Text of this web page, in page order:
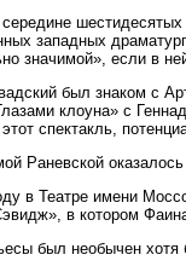
западных
значимой», если в
был знаком с
клоуна» с
спектакль,
Раневской оказалось
в Театре имени
в котором
был необычен хотя